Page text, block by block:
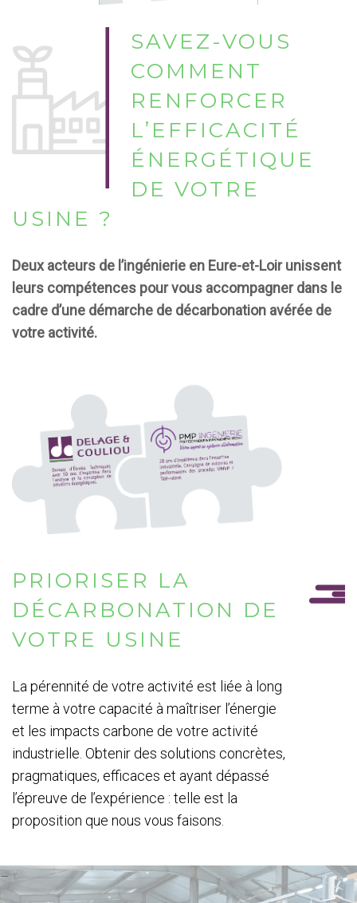
SAVEZ-VOUS
COMMENT
RENFORCER
L’EFFICACITÉ
ÉNERGÉTIQUE
DE VOTRE
USINE ?
Deux acteurs de l’ingénierie en Eure-et-Loir unissent
leurs compétences pour vous accompagner dans le
cadre d’une démarche de décarbonation avérée de
votre activité.
PRIORISER LA
DÉCARBONATION DE
VOTRE USINE
La pérennité de votre activité est liée à long
terme à votre capacité à maîtriser l’énergie
et les impacts carbone de votre activité
industrielle. Obtenir des solutions concrètes,
pragmatiques, efficaces et ayant dépassé
l’épreuve de l’expérience : telle est la
proposition que nous vous faisons.
–